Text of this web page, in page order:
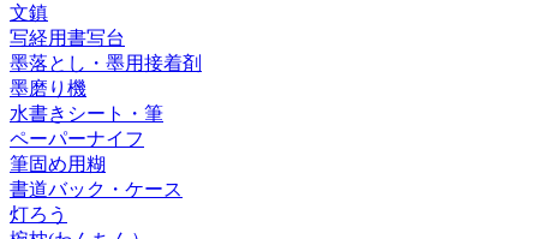
文鎮
写経用書写台
墨落とし・墨用接着剤
墨磨り機
水書きシート・筆
ペーパーナイフ
筆固め用糊
書道バック・ケース
灯ろう